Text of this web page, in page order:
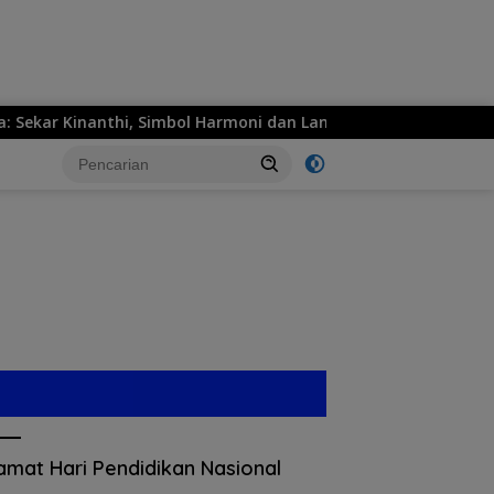
Kinanthi, Simbol Harmoni dan Langkah Maju
Hari Pendidikan Nasional